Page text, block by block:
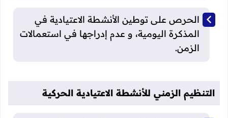
الحرص على توطين الأنشطة الاعتيادية في
المذكرة اليومية، و عدم إدراجها في استعمالات
الزمن.
التنظيم الزمني للأنشطة الاعتيادية الحركية